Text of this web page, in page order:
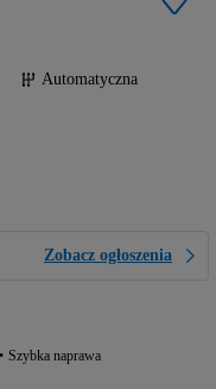
Automatyczna
Zobacz ogłoszenia
Szybka naprawa